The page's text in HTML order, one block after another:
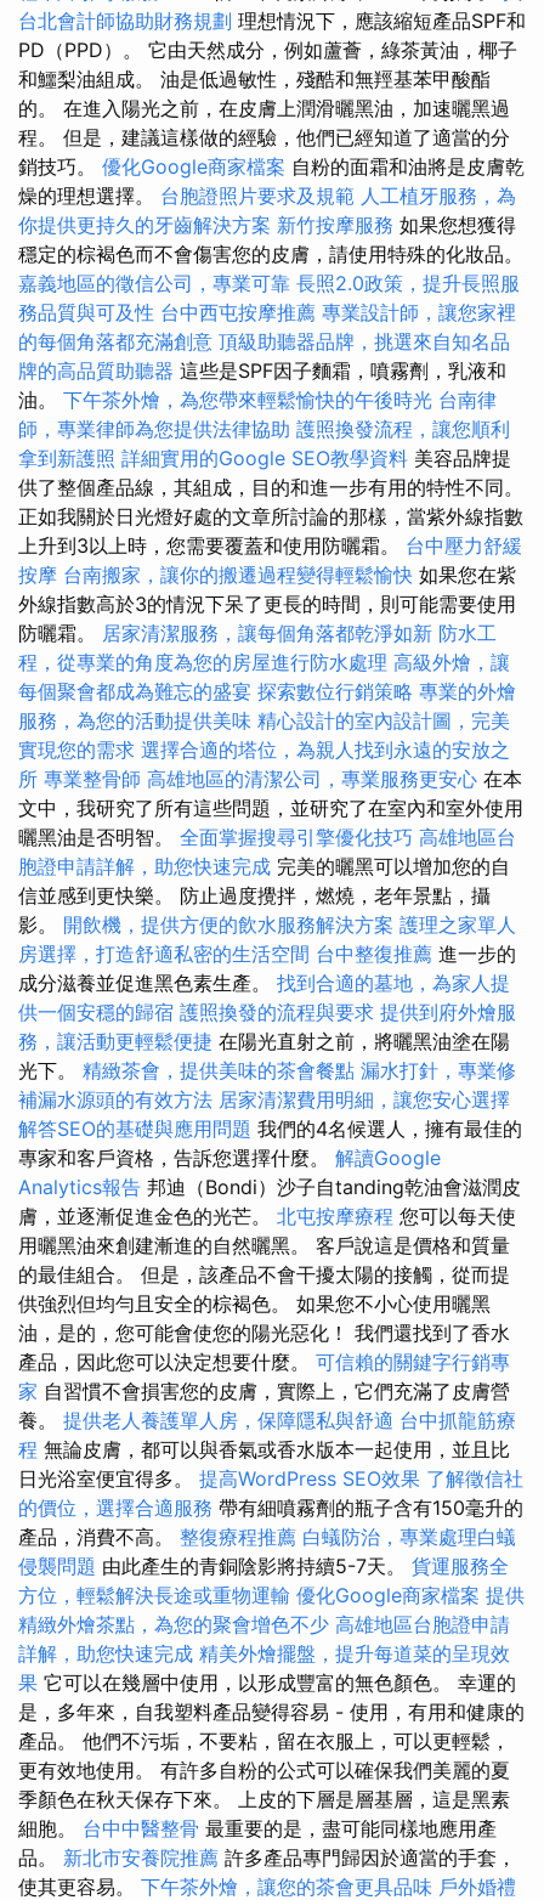
台北會計師協助財務規劃 理想情況下，應該縮短產品SPF和
PD（PPD）。 它由天然成分，例如蘆薈，綠茶黃油，椰子
和鱷梨油組成。 油是低過敏性，殘酷和無羥基苯甲酸酯
的。 在進入陽光之前，在皮膚上潤滑曬黑油，加速曬黑過
程。 但是，建議這樣做的經驗，他們已經知道了適當的分
銷技巧。 優化Google商家檔案 自粉的面霜和油將是皮膚乾
燥的理想選擇。 台胞證照片要求及規範 人工植牙服務，為
你提供更持久的牙齒解決方案 新竹按摩服務 如果您想獲得
穩定的棕褐色而不會傷害您的皮膚，請使用特殊的化妝品。
嘉義地區的徵信公司，專業可靠 長照2.0政策，提升長照服
務品質與可及性 台中西屯按摩推薦 專業設計師，讓您家裡
的每個角落都充滿創意 頂級助聽器品牌，挑選來自知名品
牌的高品質助聽器 這些是SPF因子麵霜，噴霧劑，乳液和
油。 下午茶外燴，為您帶來輕鬆愉快的午後時光 台南律
師，專業律師為您提供法律協助 護照換發流程，讓您順利
拿到新護照 詳細實用的Google SEO教學資料 美容品牌提
供了整個產品線，其組成，目的和進一步有用的特性不同。
正如我關於日光燈好處的文章所討論的那樣，當紫外線指數
上升到3以上時，您需要覆蓋和使用防曬霜。 台中壓力舒緩
按摩 台南搬家，讓你的搬遷過程變得輕鬆愉快 如果您在紫
外線指數高於3的情況下呆了更長的時間，則可能需要使用
防曬霜。 居家清潔服務，讓每個角落都乾淨如新 防水工
程，從專業的角度為您的房屋進行防水處理 高級外燴，讓
每個聚會都成為難忘的盛宴 探索數位行銷策略 專業的外燴
服務，為您的活動提供美味 精心設計的室內設計圖，完美
實現您的需求 選擇合適的塔位，為親人找到永遠的安放之
所 專業整骨師 高雄地區的清潔公司，專業服務更安心 在本
文中，我研究了所有這些問題，並研究了在室內和室外使用
曬黑油是否明智。 全面掌握搜尋引擎優化技巧 高雄地區台
胞證申請詳解，助您快速完成 完美的曬黑可以增加您的自
信並感到更快樂。 防止過度攪拌，燃燒，老年景點，攝
影。 開飲機，提供方便的飲水服務解決方案 護理之家單人
房選擇，打造舒適私密的生活空間 台中整復推薦 進一步的
成分滋養並促進黑色素生產。 找到合適的墓地，為家人提
供一個安穩的歸宿 護照換發的流程與要求 提供到府外燴服
務，讓活動更輕鬆便捷 在陽光直射之前，將曬黑油塗在陽
光下。 精緻茶會，提供美味的茶會餐點 漏水打針，專業修
補漏水源頭的有效方法 居家清潔費用明細，讓您安心選擇
解答SEO的基礎與應用問題 我們的4名候選人，擁有最佳的
專家和客戶資格，告訴您選擇什麼。 解讀Google
Analytics報告 邦迪（Bondi）沙子自tanding乾油會滋潤皮
膚，並逐漸促進金色的光芒。 北屯按摩療程 您可以每天使
用曬黑油來創建漸進的自然曬黑。 客戶說這是價格和質量
的最佳組合。 但是，該產品不會干擾太陽的接觸，從而提
供強烈但均勻且安全的棕褐色。 如果您不小心使用曬黑
油，是的，您可能會使您的陽光惡化！ 我們還找到了香水
產品，因此您可以決定想要什麼。 可信賴的關鍵字行銷專
家 自習慣不會損害您的皮膚，實際上，它們充滿了皮膚營
養。 提供老人養護單人房，保障隱私與舒適 台中抓龍筋療
程 無論皮膚，都可以與香氣或香水版本一起使用，並且比
日光浴室便宜得多。 提高WordPress SEO效果 了解徵信社
的價位，選擇合適服務 帶有細噴霧劑的瓶子含有150毫升的
產品，消費不高。 整復療程推薦 白蟻防治，專業處理白蟻
侵襲問題 由此產生的青銅陰影將持續5-7天。 貨運服務全
方位，輕鬆解決長途或重物運輸 優化Google商家檔案 提供
精緻外燴茶點，為您的聚會增色不少 高雄地區台胞證申請
詳解，助您快速完成 精美外燴擺盤，提升每道菜的呈現效
果 它可以在幾層中使用，以形成豐富的無色顏色。 幸運的
是，多年來，自我塑料產品變得容易 - 使用，有用和健康的
產品。 他們不污垢，不要粘，留在衣服上，可以更輕鬆，
更有效地使用。 有許多自粉的公式可以確保我們美麗的夏
季顏色在秋天保存下來。 上皮的下層是層基層，這是黑素
細胞。 台中中醫整骨 最重要的是，盡可能同樣地應用產
品。 新北市安養院推薦 許多產品專門歸因於適當的手套，
使其更容易。 下午茶外燴，讓您的茶會更具品味 戶外婚禮